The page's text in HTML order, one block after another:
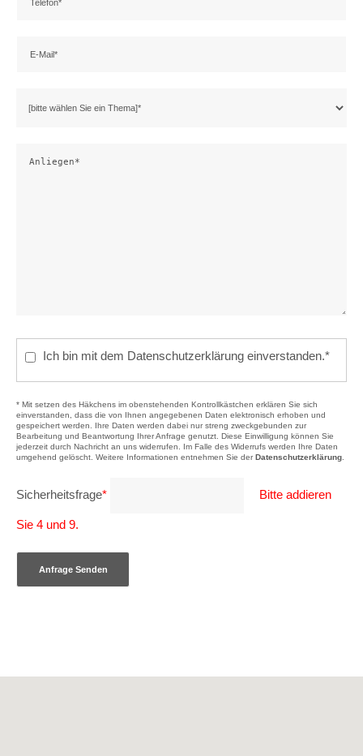
Ich bin mit dem Datenschutzerklärung einverstanden.*
* Mit setzen des Häkchens im obenstehenden Kontrollkästchen erklären Sie sich
einverstanden, dass die von Ihnen angegebenen Daten elektronisch erhoben und
gespeichert werden. Ihre Daten werden dabei nur streng zweckgebunden zur
Bearbeitung und Beantwortung Ihrer Anfrage genutzt. Diese Einwilligung können Sie
jederzeit durch Nachricht an uns widerrufen. Im Falle des Widerrufs werden Ihre Daten
umgehend gelöscht. Weitere Informationen entnehmen Sie derDatenschutzerklärung
Sicherheitsfrage* Bitte addieren
Sie 4 und 9.